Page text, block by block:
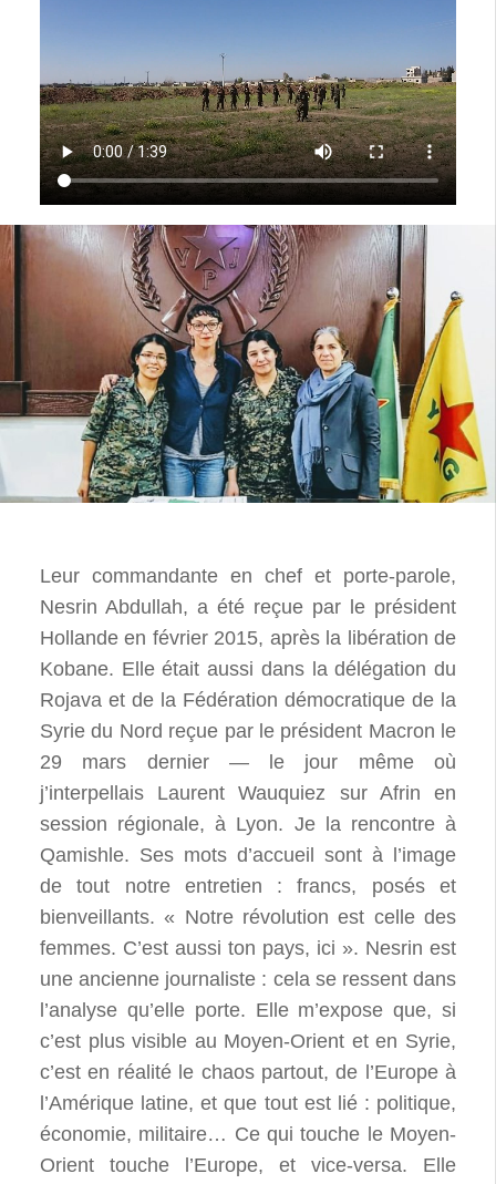
Leur commandante en chef et porte-parole,
Nesrin Abdullah, a été reçue par le président
Hollande en février 2015, après la libération de
Kobane. Elle était aussi dans la délégation du
Rojava et de la Fédération démocratique de la
Syrie du Nord reçue par le président Macron le
29 mars dernier — le jour même où
j’interpellais Laurent Wauquiez sur Afrin en
session régionale, à Lyon. Je la rencontre à
Qamishle. Ses mots d’accueil sont à l’image
de tout notre entretien : francs, posés et
bienveillants. « Notre révolution est celle des
femmes. C’est aussi ton pays, ici ». Nesrin est
une ancienne journaliste : cela se ressent dans
l’analyse qu’elle porte. Elle m’expose que, si
c’est plus visible au Moyen-Orient et en Syrie,
c’est en réalité le chaos partout, de l’Europe à
l’Amérique latine, et que tout est lié : politique,
économie, militaire… Ce qui touche le Moyen-
Orient touche l’Europe, et vice-versa. Elle